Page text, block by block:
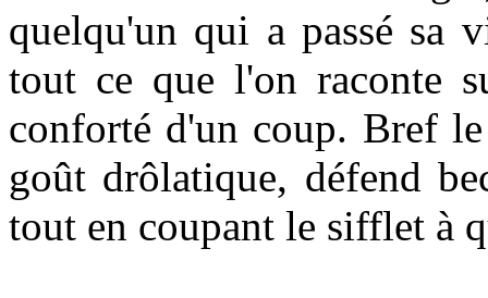
quelqu'un qui a passé sa
tout ce que l'on raconte
conforté d'un coup. Bref
goût drôlatique, défend
tout en coupant le sifflet à